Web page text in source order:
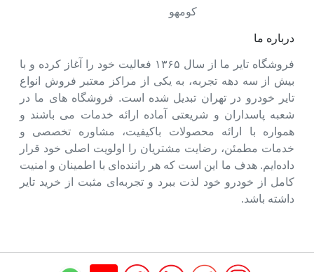
درباره ما
فروشگاه تایر ما از سال ۱۳۶۵ فعالیت خود را آغاز کرده و با
بیش از سه دهه تجربه، به یکی از مراکز معتبر فروش انواع
تایر خودرو در تهران تبدیل شده است. فروشگاه های ما در
شعبه پاسداران و شریعتی آماده ارائه خدمات می باشند و
همواره با ارائه محصولات باکیفیت، مشاوره تخصصی و
خدمات مطمئن، رضایت مشتریان را اولویت اصلی خود قرار
داده‌ایم. هدف ما این است که هر راننده‌ای با اطمینان و امنیت
کامل از خودرو خود لذت ببرد و تجربه‌ای مثبت از خرید تایر
داشته باشد.
کومهو